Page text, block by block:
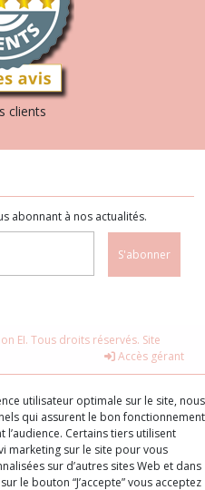
clients
abonnant à nos actualités.
S'abonner
EI. Tous droits réservés. Site
Accès gérant
utilisateur optimale sur le site, nous
qui assurent le bon fonctionnement
l’audience. Certains tiers utilisent
marketing sur le site pour vous
sur d’autres sites Web et dans
le bouton “J’accepte” vous acceptez